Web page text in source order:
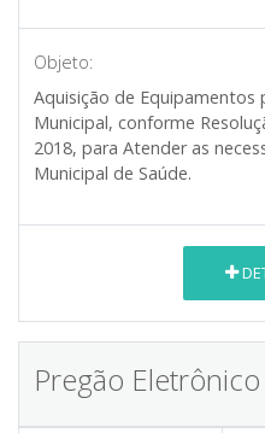
Objeto:
Aquisição de Equipamentos
Municipal, conforme
2018, para Atender as
Municipal de Saúde.
Pregão